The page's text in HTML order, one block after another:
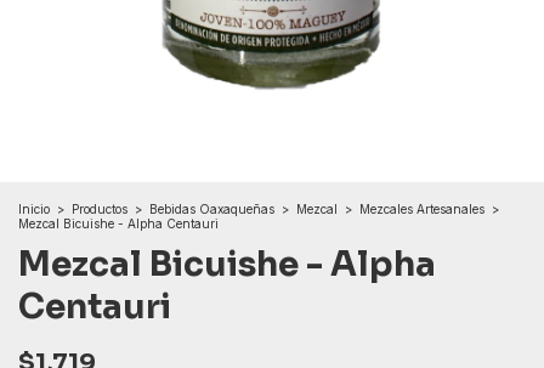
Inicio > Productos > Bebidas Oaxaqueñas > Mezcal > Mezcales Artesanales >
Mezcal Bicuishe - Alpha Centauri
Mezcal Bicuishe - Alpha
Centauri